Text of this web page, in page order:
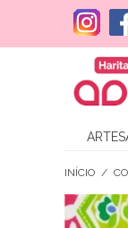
INÍCIO /